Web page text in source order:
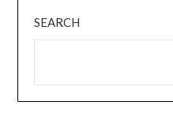
SEARCH